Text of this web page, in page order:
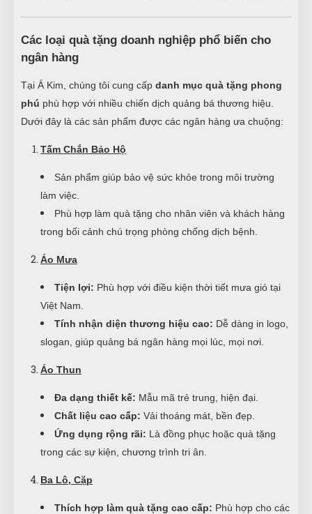
Các loại quà tặng doanh nghiệp phổ biến cho
ngân hàng
Tại Á Kim, chúng tôi cung cấp danh mục quà tặng phong
phú phù hợp với nhiều chiến dịch quảng bá thương hiệu.
Dưới đây là các sản phẩm được các ngân hàng ưa chuộng:
Tấm Chắn Bảo Hộ
Sản phẩm giúp bảo vệ sức khỏe trong môi trường
làm việc.
Phù hợp làm quà tặng cho nhân viên và khách hàng
trong bối cảnh chú trọng phòng chống dịch bệnh.
Áo Mưa
Tiện lợi: Phù hợp với điều kiện thời tiết mưa gió tại
Việt Nam.
Tính nhận diện thương hiệu cao: Dễ dàng in logo,
slogan, giúp quảng bá ngân hàng mọi lúc, mọi nơi.
Áo Thun
Đa dạng thiết kế: Mẫu mã trẻ trung, hiện đại.
Chất liệu cao cấp: Vải thoáng mát, bền đẹp.
Ứng dụng rộng rãi: Là đồng phục hoặc quà tặng
trong các sự kiện, chương trình tri ân.
Ba Lô, Cặp
Thích hợp làm quà tặng cao cấp: Phù hợp cho các